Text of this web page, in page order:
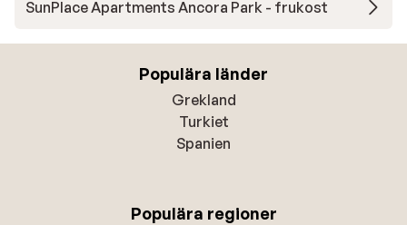
SunPlace Apartments Ancora Park - frukost
Populära länder
Grekland
Turkiet
Spanien
Populära regioner